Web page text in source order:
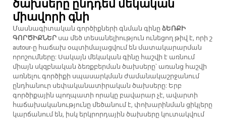
ծախսերը ընդդեմ մեկական
միավորի գնի
Մասնագիտական գործիքների գնման գինը ձԵՌՔԻ
ԳՈՐԾԻՔՆԵՐ սա մեծ տեսանելիություն ունեցող թիվ է, որի շ
autour-ը հաճախ օպտիմալացվում են մատակարարման
որոշումները: Սակայն մեկական գինը հաշվի է առնում
միայն սկզբնական ձեռքբերման ծախսերը՝ առանց հաշվի
առնելու գործիքի սպասարկման ժամանակաշրջանում
ընդհանուր սեփականատիրական ծախսերը: Երբ
գործիքային պողպատի որակը բավարար չէ, ավարտի
հաճախականությունը մեծանում է, փոխարինման ցիկլերը
կարճանում են, իսկ երկրորդային ծախսերը կուտակվում